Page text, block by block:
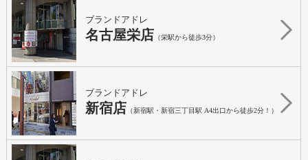
ブランドアドレ
名古屋栄店 （栄駅から徒歩3分）
ブランドアドレ
新宿店 （新宿駅・新宿三丁目駅 A4出口から徒歩2分！）